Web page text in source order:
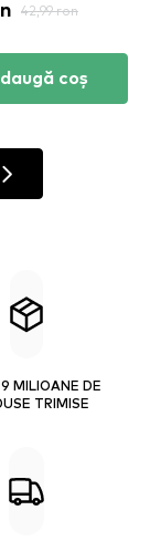
42,99 ron
coș
MILIOANE DE
TRIMISE